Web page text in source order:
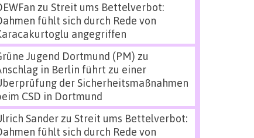
zu Streit ums Bettelverbot:
fühlt sich durch Rede von
angegriffen
Jugend Dortmund (PM) zu
in Berlin führt zu einer
der Sicherheitsmaßnahmen
CSD in Dortmund
Sanderzu Streit ums Bettelverbot:
fühlt sich durch Rede von